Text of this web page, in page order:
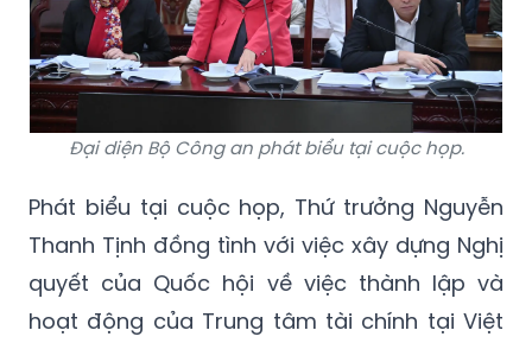
Đại diện Bộ Công an phát biểu tại cuộc họp.
Phát biểu tại cuộc họp, Thứ trưởng Nguyễn
Thanh Tịnh đồng tình với việc xây dựng Nghị
quyết của Quốc hội về việc thành lập và
hoạt động của Trung tâm tài chính tại Việt